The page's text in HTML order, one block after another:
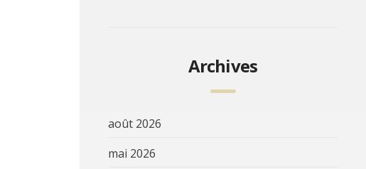
Archives
août 2026
mai 2026